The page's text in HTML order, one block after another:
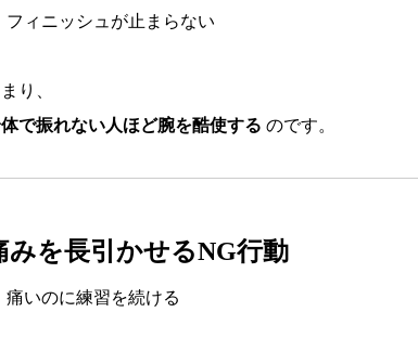
フィニッシュが止まらない
り、
で振れない人ほど腕を酷使する のです。
みを長引かせるNG行動
痛いのに練習を続ける